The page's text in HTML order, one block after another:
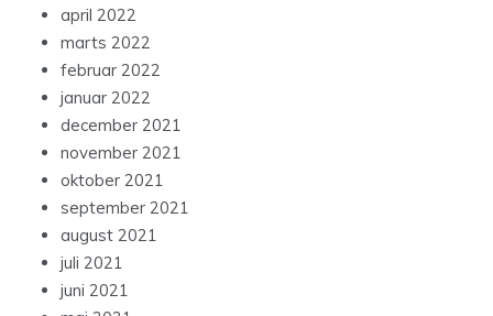
april 2022
marts 2022
februar 2022
januar 2022
december 2021
november 2021
oktober 2021
september 2021
august 2021
juli 2021
juni 2021